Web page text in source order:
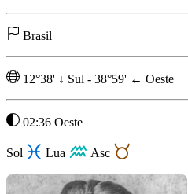
Brasil
12°38' ↓ Sul - 38°59' ← Oeste
02:36 Oeste
Sol Lua Asc